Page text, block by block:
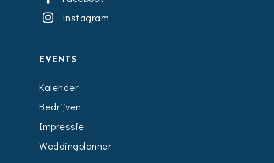
Instagram
EVENTS
Kalender
Bedrijven
Impressie
Weddingplanner